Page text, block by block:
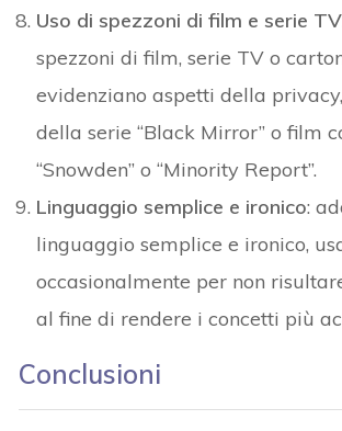
Uso di spezzoni di film e serie TV
spezzoni di film, serie TV o
evidenziano aspetti della
della serie “Black Mirror” o film
“Snowden” o “Minority Report”.
Linguaggio semplice e ironico:
linguaggio semplice e ironico,
occasionalmente per non
al fine di rendere i concetti più
Conclusioni